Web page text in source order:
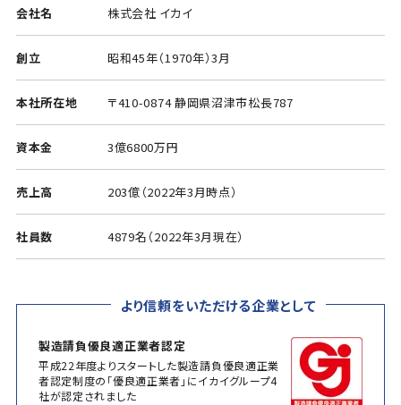
会社名 株式会社 イカイ
創立 昭和45年（1970年）3月
本社所在地 〒410-0874 静岡県沼津市松長787
資本金 3億6800万円
売上高 203億（2022年3月時点）
社員数 4879名（2022年3月現在）
より信頼をいただける企業として
製造請負優良適正業者認定
平成22年度よりスタートした製造請負優良適正業
者認定制度の「優良適正業者」にイカイグループ4
社が認定されました